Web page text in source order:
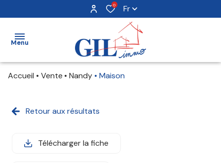
0 Fr
Menu
louer
vendre
Accueil Vente Nandy Maison
Retour aux résultats
Télécharger la fiche